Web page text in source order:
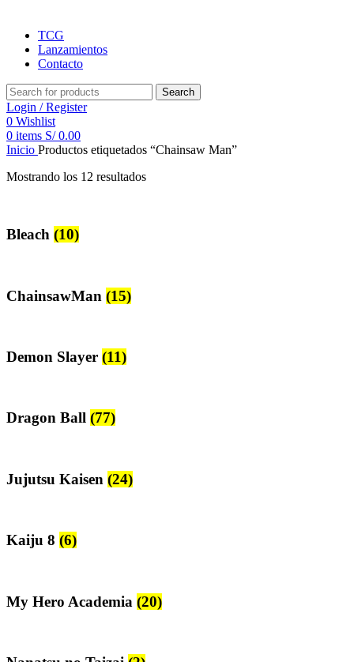
TCG
Lanzamientos
Contacto
Search
Login / Register
0 Wishlist
0 items S/0.00
Inicio Productos etiquetados “Chainsaw Man”
Mostrando los 12 resultados
Bleach (10)
ChainsawMan (15)
Demon Slayer (11)
Dragon Ball (77)
Jujutsu Kaisen (24)
Kaiju 8 (6)
My Hero Academia (20)